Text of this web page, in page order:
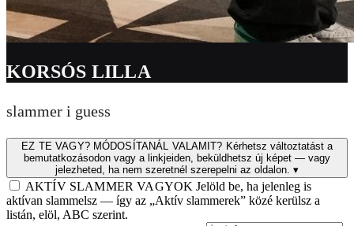
KORSÓS LILLA
slammer i guess
EZ TE VAGY? MÓDOSÍTANÁL VALAMIT? Kérhetsz változtatást a
bemutatkozásodon vagy a linkjeiden, beküldhetsz új képet — vagy
jelezheted, ha nem szeretnél szerepelni az oldalon. ▾
AKTÍV SLAMMER VAGYOK Jelöld be, ha jelenleg is
aktívan slammelsz — így az „Aktív slammerek” közé kerülsz a
listán, elöl, ABC szerint.